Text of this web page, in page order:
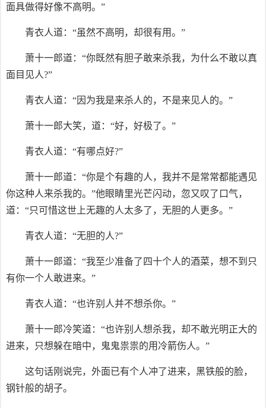
面具做得好像不高明。”
青衣人道：“虽然不高明，却很有用。”
萧十一郎道：“你既然有胆子敢来杀我，为什么不敢以真
面目见人?”
青衣人道：“因为我是来杀人的，不是来见人的。”
萧十一郎大笑，道：“好，好极了。”
青衣人道：“有哪点好?”
萧十一郎道：“你是个有趣的人，我并不是常常都能遇见
你这种人来杀我的。”他眼睛里光芒闪动，忽又叹了口气，
道：“只可惜这世上无趣的人太多了，无胆的人更多。”
青衣人道：“无胆的人?”
萧十一郎道：“我至少准备了四十个人的酒菜，想不到只
有你一个人敢进来。”
青衣人道：“也许别人并不想杀你。”
萧十一郎冷笑道：“也许别人想杀我，却不敢光明正大的
进来，只想躲在暗中，鬼鬼祟祟的用冷箭伤人。”
这句话刚说完，外面已有个人冲了进来，黑铁般的脸，
钢针般的胡子。